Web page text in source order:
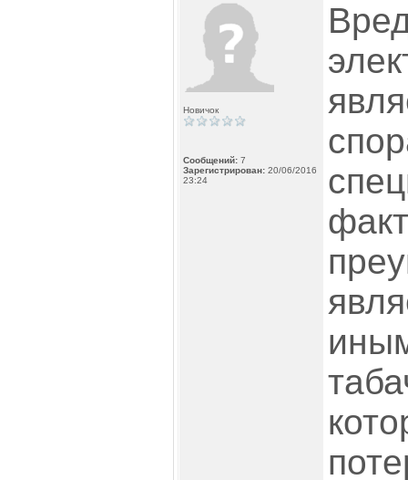
Новичок
Сообщений: 7
Зарегистрирован: 20/06/2016
23:24